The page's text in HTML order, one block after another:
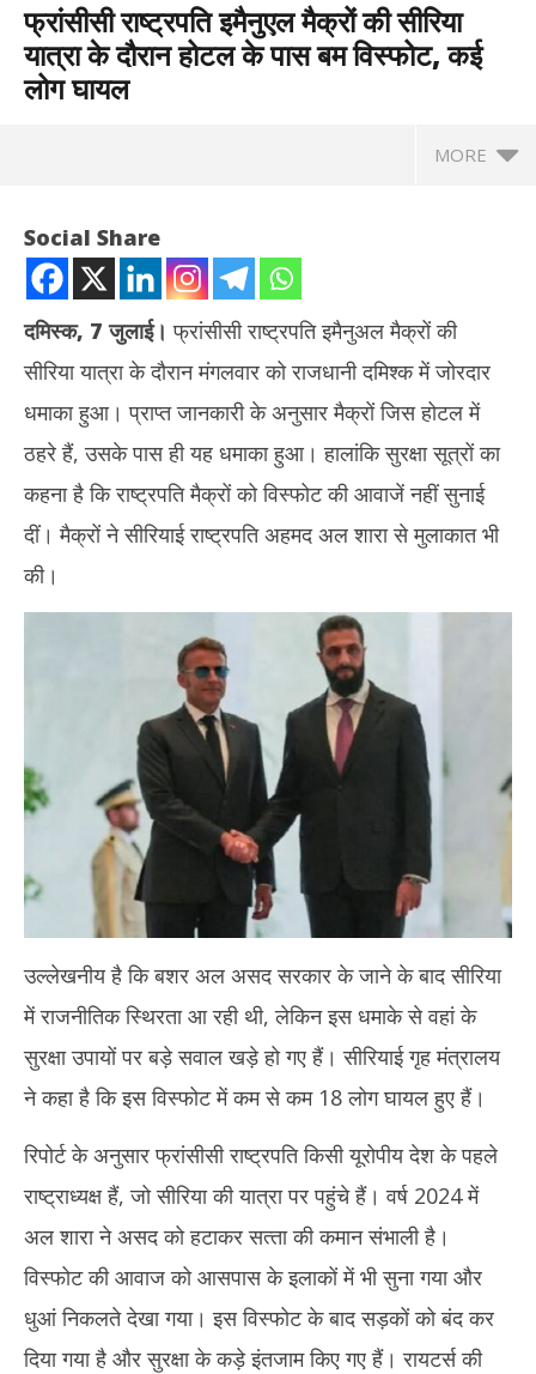
फ्रांसीसी राष्‍ट्रपति इमैनुएल मैक्रों की सीरिया
यात्रा के दौरान होटल के पास बम व‍िस्‍फोट, कई
लोग घायल
MORE
NOW VIEWING
फ्रांसीसी राष्‍ट्रपति इमैनुएल मैक्रों की सीरिया यात्रा के दौरान होटल के पास बम
व‍िस्‍फोट, कई लोग घायल
Social Share
दमिस्‍क, 7 जुलाई। फ्रांसीसी राष्‍ट्रपति इमैनुअल मैक्रों की
सीरिया यात्रा के दौरान मंगलवार को राजधानी दम‍िश्‍क में जोरदार
धमाका हुआ। प्राप्त जानकारी के अनुसार मैक्रों जिस होटल में
ठहरे हैं, उसके पास ही यह धमाका हुआ। हालांकि सुरक्षा सूत्रों का
कहना है कि राष्‍ट्रपति मैक्रों को व‍िस्‍फोट की आवाजें नहीं सुनाई
दीं। मैक्रों ने सीरियाई राष्‍ट्रपति अहमद अल शारा से मुलाकात भी
की।
उल्लेखनीय है कि बशर अल असद सरकार के जाने के बाद सीरिया
में राजनीतिक स्थिरता आ रही थी, लेकिन इस धमाके से वहां के
सुरक्षा उपायों पर बड़े सवाल खड़े हो गए हैं। सीरियाई गृह मंत्रालय
ने कहा है कि इस विस्‍फोट में कम से कम 18 लोग घायल हुए हैं।
रिपोर्ट के अनुसार फ्रांसीसी राष्‍ट्रपति किसी यूरोपीय देश के पहले
राष्‍ट्राध्‍यक्ष हैं, जो सीरिया की यात्रा पर पहुंचे हैं। वर्ष 2024 में
अल शारा ने असद को हटाकर सत्‍ता की कमान संभाली है।
विस्‍फोट की आवाज को आसपास के इलाकों में भी सुना गया और
धुआं निकलते देखा गया। इस विस्‍फोट के बाद सड़कों को बंद कर
दिया गया है और सुरक्षा के कड़े इंतजाम किए गए हैं। रायटर्स की